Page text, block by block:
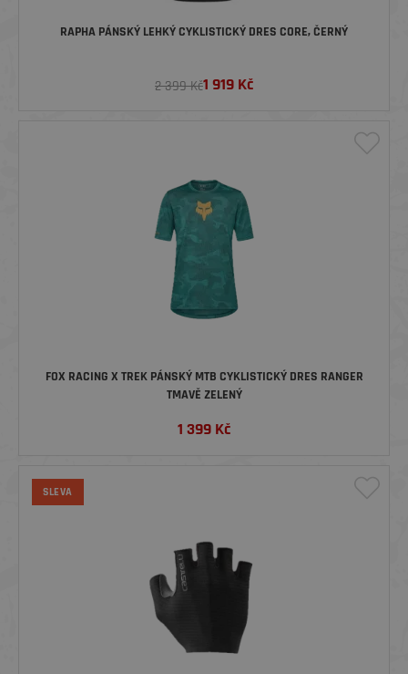
RAPHA PÁNSKÝ LEHKÝ CYKLISTICKÝ DRES CORE, ČERNÝ
2 399 Kč1 919 Kč
FOX RACING X TREK PÁNSKÝ MTB CYKLISTICKÝ DRES RANGER
TMAVĚ ZELENÝ
1 399 Kč
SLEVA